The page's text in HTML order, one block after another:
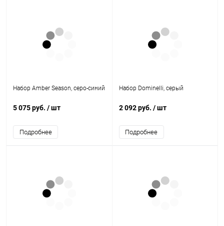
Набор Amber Season, серо-синий
5 075 руб. / шт
Подробнее
Набор Dominelli, серый
2 092 руб. / шт
Подробнее